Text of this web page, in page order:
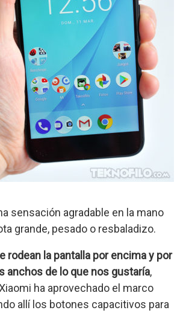
sensación agradable en la mano
grande, pesado o resbaladizo.
rodean la pantalla por encima y por
anchos de lo que nos gustaría,
ha aprovechado el marco
allí los botones capacitivos para